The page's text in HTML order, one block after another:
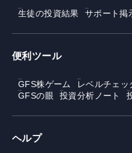
生徒の投資結果 サポート掲
便利ツール
GFS株ゲーム レベルチェッ
GFSの眼
投資分析ノート
ヘルプ